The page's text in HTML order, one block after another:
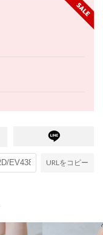
URLをコピー